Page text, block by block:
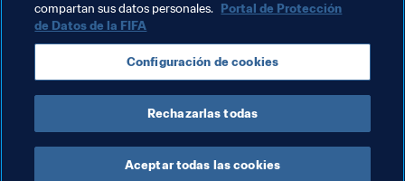
Temas relacionados
Sudáfrica CAF
compartan sus datos personales. Portal de Protección
de Datos de la FIFA
Configuración de cookies
Rechazarlas todas
Aceptar todas las cookies